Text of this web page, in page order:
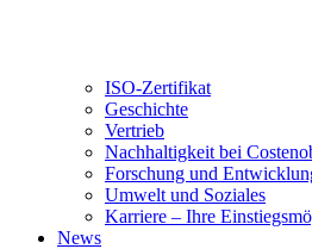
ISO-Zertifikat
Geschichte
Vertrieb
Nachhaltigkeit bei
Forschung und
Umwelt und Soziales
Karriere – Ihre
News